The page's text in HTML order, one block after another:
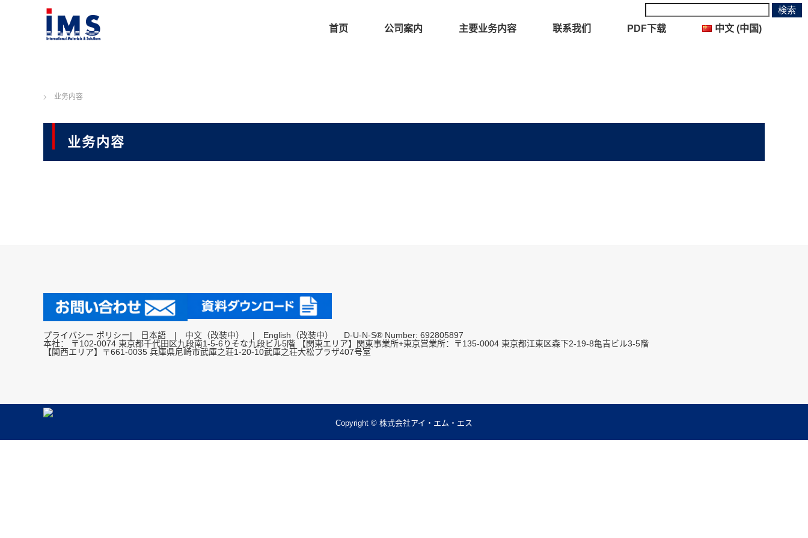
首页 公司案内 主要业务内容 联系我们 PDF下载 中文 (中国)
业务内容
业务内容
プライバシー ポリシー| 日本語 | 中文（改装中） | English（改装中）
D-U-N-S® Number: 692805897
本社： 〒102-0074 東京都千代田区九段南1-5-6りそな九段ビル5階 【関東エリア】関東事業所+東京営業所：〒135-0004 東京都江東区森下2-19-8亀吉ビル3-5階
【関西エリア】〒661-0035 兵庫県尼崎市武庫之荘1-20-10武庫之荘大松プラザ407号室
Copyright © 株式会社アイ・エム・エス